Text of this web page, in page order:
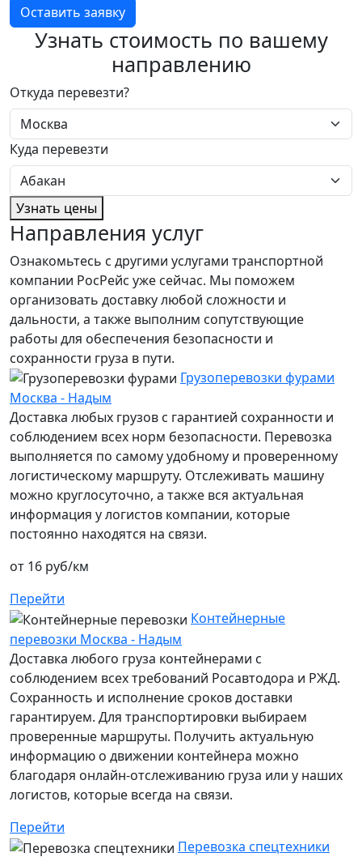
Оставить заявку
Узнать стоимость по вашему
направлению
Откуда перевезти?
Куда перевезти
Узнать цены
Направления услуг
Ознакомьтесь с другими услугами транспортной
компании РосРейс уже сейчас. Мы поможем
организовать доставку любой сложности и
дальности, а также выполним сопутствующие
работы для обеспечения безопасности и
сохранности груза в пути.
Грузоперевозки фурами
Москва - Надым
Доставка любых грузов с гарантией сохранности и
соблюдением всех норм безопасности. Перевозка
выполняется по самому удобному и проверенному
логистическому маршруту. Отслеживать машину
можно круглосуточно, а также вся актуальная
информация у логистов компании, которые
постоянно находятся на связи.
от 16 руб/км
Перейти
Контейнерные
перевозки Москва - Надым
Доставка любого груза контейнерами с
соблюдением всех требований Росавтодора и РЖД.
Сохранность и исполнение сроков доставки
гарантируем. Для транспортировки выбираем
проверенные маршруты. Получить актуальную
информацию о движении контейнера можно
благодаря онлайн-отслеживанию груза или у наших
логистов, которые всегда на связи.
Перейти
Перевозка спецтехники